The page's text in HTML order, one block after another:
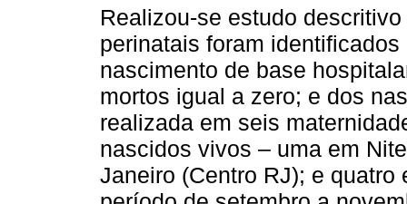
Realizou-se estudo
perinatais foram
nascimento de base
mortos igual a zero; e dos
realizada em seis
nascidos vivos – uma em
Janeiro (Centro RJ); e